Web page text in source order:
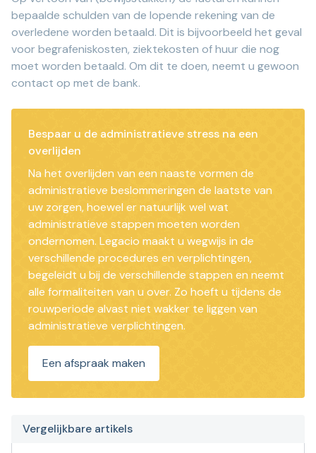
Vergelijkbare artikels
bepaalde schulden van de lopende rekening van de
overledene worden betaald. Dit is bijvoorbeeld het geval
voor begrafeniskosten, ziektekosten of huur die nog
moet worden betaald. Om dit te doen, neemt u gewoon
contact op met de bank.
Bespaar u de administratieve stress na een
overlijden
Na het overlijden van een naaste vormen de
administratieve beslommeringen de laatste van
uw zorgen, hoewel er natuurlijk wel wat
administratieve stappen moeten worden
ondernomen. Legacio maakt u wegwijs in de
verschillende procedures en verplichtingen,
begeleidt u bij de verschillende stappen en neemt
alle formaliteiten van u over. Zo hoeft u tijdens de
rouwperiode alvast niet wakker te liggen van
administratieve verplichtingen.
Een afspraak maken